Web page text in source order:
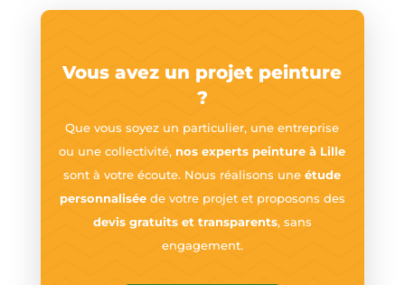
Vous avez un projet peinture
?
Que vous soyez un particulier, une entreprise
ou une collectivité, nos experts peinture à Lille
sont à votre écoute. Nous réalisons uneétude
personnaliséede votre projet et proposons des
devis gratuits et transparents, sans
engagement.